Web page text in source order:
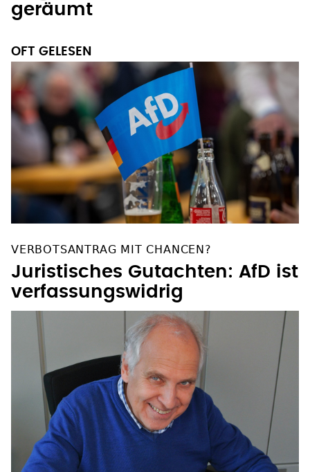
geräumt
OFT GELESEN
VERBOTSANTRAG MIT CHANCEN?
Juristisches Gutachten: AfD ist
verfassungswidrig